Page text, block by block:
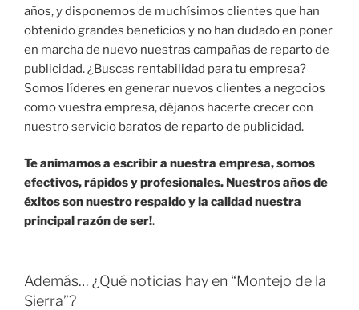
años, y disponemos de muchísimos clientes que han
obtenido grandes beneficios y no han dudado en poner
en marcha de nuevo nuestras campañas de reparto de
publicidad. ¿Buscas rentabilidad para tu empresa?
Somos líderes en generar nuevos clientes a negocios
como vuestra empresa, déjanos hacerte crecer con
nuestro servicio baratos de reparto de publicidad.
Te animamos a escribir a nuestra empresa, somos
efectivos, rápidos y profesionales. Nuestros años de
éxitos son nuestro respaldo y la calidad nuestra
principal razón de ser!.
Además… ¿Qué noticias hay en “Montejo de la
Sierra”?